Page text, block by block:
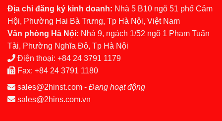
Địa chỉ đăng ký kinh doanh: Nhà 5 B10 ngõ 51 phố Cảm
Hội, Phường Hai Bà Trưng, Tp Hà Nội, Việt Nam
Văn phòng Hà Nội: Nhà 9, ngách 1/52 ngõ 1 Phạm Tuấn
Tài, Phường Nghĩa Đô, Tp Hà Nội
Điện thoại: +84 24 3791 1179
Fax: +84 24 3791 1180
sales@2hinst.com - Đang hoạt động
sales@2hins.com.vn